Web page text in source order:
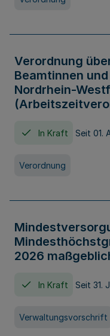
Verordnung
Beamtinnen
Nordrhein-
In Kraft Seit 01.
Verordnung
2026
In Kraft Seit 31.
Verwaltungsvorschrift